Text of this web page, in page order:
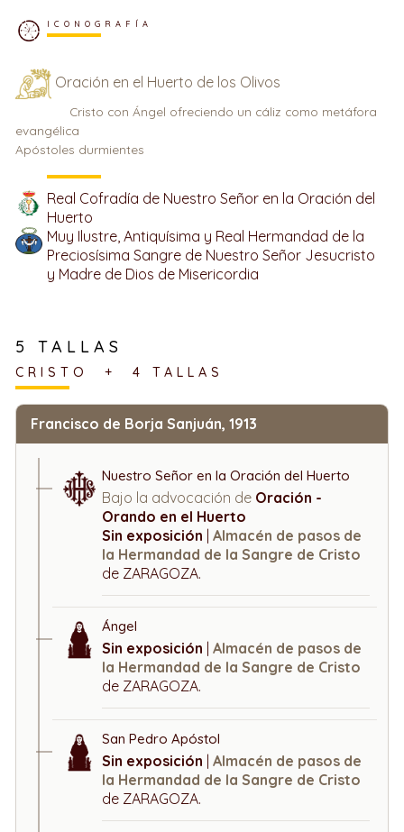
ICONOGRAFÍA
Oración en el Huerto de los Olivos
Cristo con Ángel ofreciendo un cáliz como metáfora
evangélica
Apóstoles durmientes
Real Cofradía de Nuestro Señor en la Oración del
Huerto
Muy Ilustre, Antiquísima y Real Hermandad de la
Preciosísima Sangre de Nuestro Señor Jesucristo
y Madre de Dios de Misericordia
5 TALLAS
CRISTO + 4 TALLAS
Francisco de Borja Sanjuán, 1913
Nuestro Señor en la Oración del Huerto
Bajo la advocación de Oración -
Orando en el Huerto
Sin exposición Almacén de pasos de
la Hermandad de la Sangre de Cristo
de ZARAGOZA.
Ángel
Sin exposición Almacén de pasos de
la Hermandad de la Sangre de Cristo
de ZARAGOZA.
San Pedro Apóstol
Sin exposición Almacén de pasos de
la Hermandad de la Sangre de Cristo
de ZARAGOZA.